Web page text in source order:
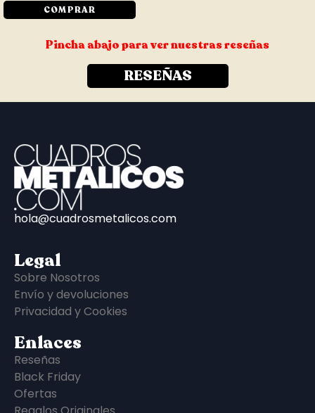
COMPRAR
Pincha abajo para ver nuestras reseñas
RESEÑAS
hola@cuadrosmetalicos.com
Legal
Sobre Nosotros
Envío y devoluciones
Privacidad y Cookies
Enlaces
Reseñas
Black Friday
Ofertas